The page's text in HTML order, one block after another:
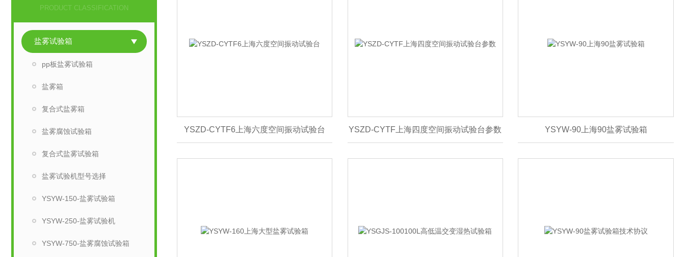
PRODUCT CLASSIFICATION
盐雾试验箱
pp板盐雾试验箱
盐雾箱
复合式盐雾箱
盐雾腐蚀试验箱
复合式盐雾试验箱
盐雾试验机型号选择
YSYW-150-盐雾试验箱
YSYW-250-盐雾试验机
YSYW-750-盐雾腐蚀试验箱
YSZD-CYTF6上海六度空间振动试验台 YSZD-CYTF上海四度空间振动试验台参数 YSYW-90上海90盐雾试验箱